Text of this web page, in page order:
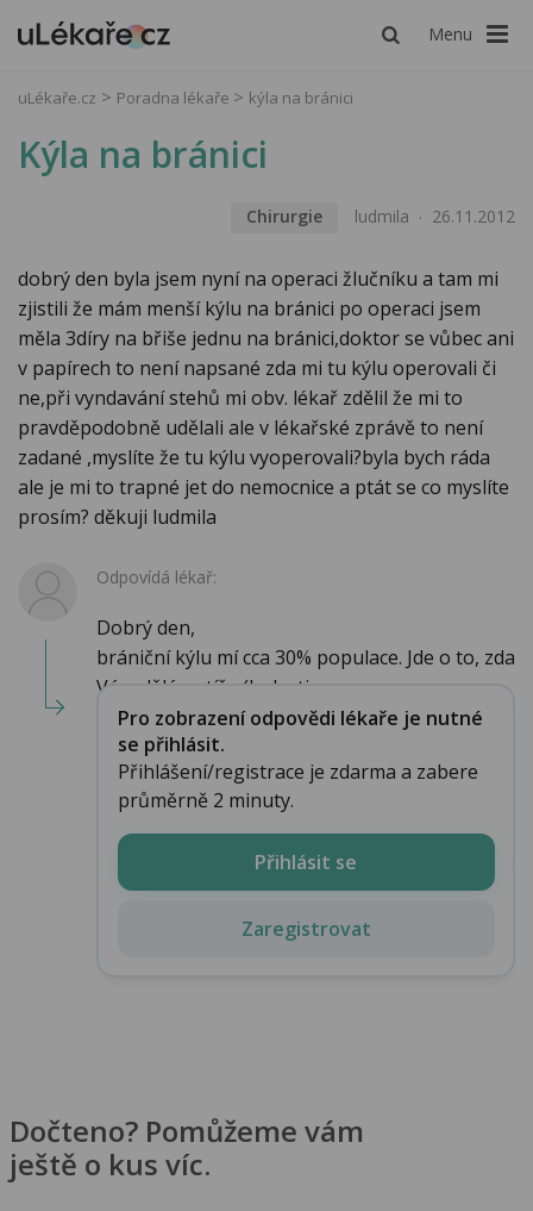
Menu
uLékaře.cz Poradna lékaře kýla na bránici
Kýla na bránici
Chirurgie ludmila 26.11.2012
dobrý den byla jsem nyní na operaci žlučníku a tam mi
zjistili že mám menší kýlu na bránici po operaci jsem
měla 3díry na břiše jednu na bránici,doktor se vůbec ani
v papírech to není napsané zda mi tu kýlu operovali či
ne,při vyndavání stehů mi obv. lékař zdělil že mi to
pravděpodobně udělali ale v lékařské zprávě to není
zadané ,myslíte že tu kýlu vyoperovali?byla bych ráda
ale je mi to trapné jet do nemocnice a ptát se co myslíte
prosím? děkuji ludmila
Odpovídá lékař:
Dobrý den,
brániční kýlu mí cca 30% populace. Jde o to, zda
Vám dělá potíže (bolesti za ...
Pro zobrazení odpovědi lékaře je nutné
se přihlásit.
Přihlášení/registrace je zdarma a zabere
průměrně 2 minuty.
Přihlásit se
Zaregistrovat
Dočteno? Pomůžeme vám
ještě o kus víc.